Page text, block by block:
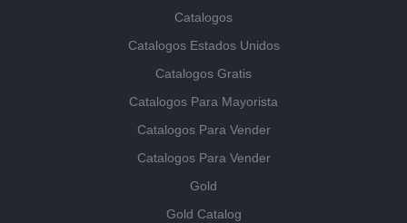
Catalogos
Catalogos Estados Unidos
Catalogos Gratis
Catalogos Para Mayorista
Catalogos Para Vender
Catalogos Para Vender
Gold
Gold Catalog